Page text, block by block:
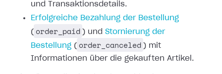
und Transaktionsdetails.
Erfolgreiche Bezahlung der Bestellung
( order_paid ) und Stornierung der
Bestellung ( order_canceled ) mit
Informationen über die gekauften Artikel.